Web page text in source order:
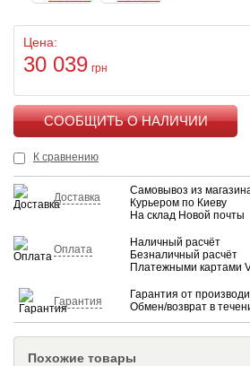
Цена:
30 039 грн
К сравнению
Доставка
Самовывоз из
Курьером по Киеву
На склад Новой почты
Оплата
Наличный расчёт
Безналичный расчёт
Платежными картами
Гарантия
Гарантия от
Обмен/возврат в
Похожие товары